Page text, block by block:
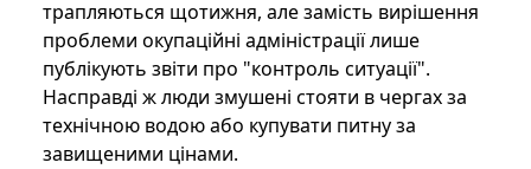
трапляються щотижня, але замість вирішення
проблеми окупаційні адміністрації лише
публікують звіти про "контроль ситуації".
Насправді ж люди змушені стояти в чергах за
технічною водою або купувати питну за
завищеними цінами.